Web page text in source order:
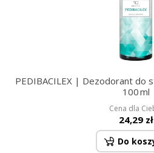
PEDIBACILEX | Dezodorant do
100 ml
Cena dla
24,29 zł
Do